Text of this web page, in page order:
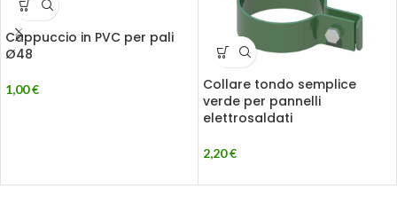
Cappuccio in PVC per pali
Ø48
1,00€
Collare tondo semplice
verde per pannelli
elettrosaldati
2,20€